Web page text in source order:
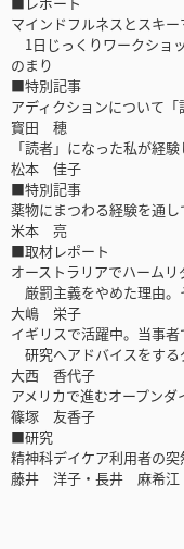
マインドフルネスとスキ
1日じっくりワークショ
のまり
■特別記事
アディクションについて
寳田 穂
「読者」になった私が経
松本 佳子
■特別記事
薬物にまつわる経験を通し
米本 亮
■取材レポート
オーストラリアでハームリ
厳罰主義をやめた理由。
大嶋 栄子
イギリスで活躍中。当事
研究へアドバイスをする
大西 香代子
アメリカで進むオープンダ
篠塚 友香子
■研究
精神科デイケア利用者の
藤井 洋子・長井 麻希江